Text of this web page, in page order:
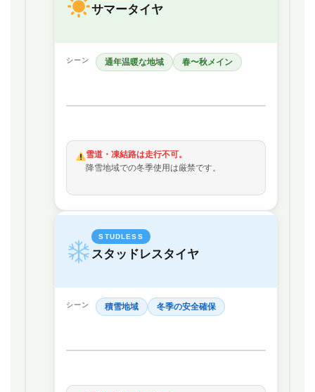
サマータイヤ
シーン 通年温暖な地域 春〜秋メイン
雪道・凍結路は走行不可。
降雪地域での冬季使用は厳禁です。
STUDLESS
スタッドレスタイヤ
シーン 積雪地域 冬季の安全確保